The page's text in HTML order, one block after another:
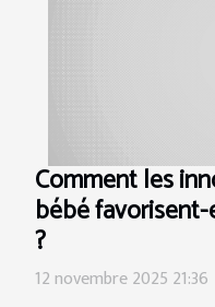
Comment les
bébé
?
12 novembre 2025 21:36